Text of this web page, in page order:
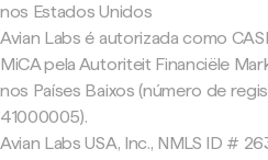
nos Estados Unidos
Avian Labs é autorizada como
MiCA pela Autoriteit Financiële
nos Países Baixos (número de
41000005).
Avian Labs USA, Inc., NMLS ID #